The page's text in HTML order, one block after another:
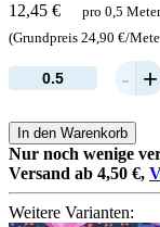
12,45 €
pro 0,5
(Grundpreis 24,90 €/
- +
In den Warenkorb
Nur noch wenige
Versand ab 4,50 €,
Weitere Varianten: